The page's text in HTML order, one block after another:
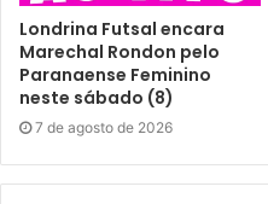
Londrina Futsal encara
Marechal Rondon pelo
Paranaense Feminino
neste sábado (8)
7 de agosto de 2026